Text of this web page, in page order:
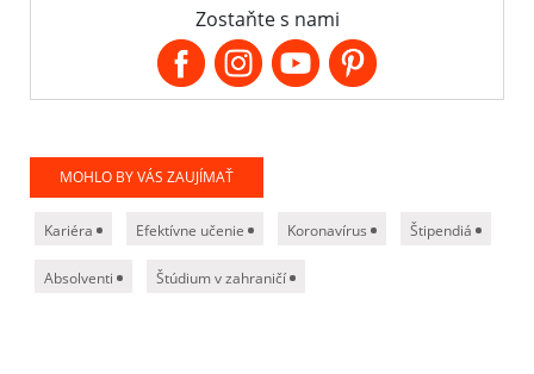
Zostaňte s nami
MOHLO BY VÁS ZAUJÍMAŤ
Kariéra Efektívne učenie Koronavírus Štipendiá
Absolventi Štúdium v zahraničí